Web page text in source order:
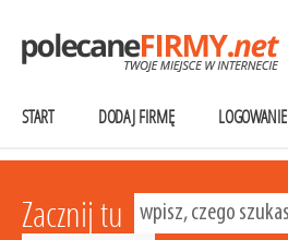
START DODAJ FIRMĘ LOGOWANIE
Zacznij tu